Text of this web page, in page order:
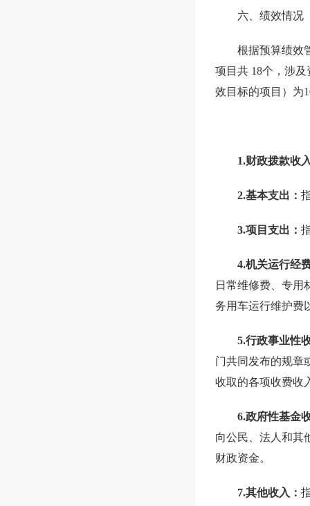
六、绩效情况
根据预算绩效
项目共 18个，涉
效目标的项目）为
1.财政拨款收
2.基本支出：
3.项目支出：
4.机关运行经
日常维修费、专用
务用车运行维护费
5.行政事业性
门共同发布的规章
收取的各项收费收
6.政府性基金
向公民、法人和其
财政资金。
7.其他收入：